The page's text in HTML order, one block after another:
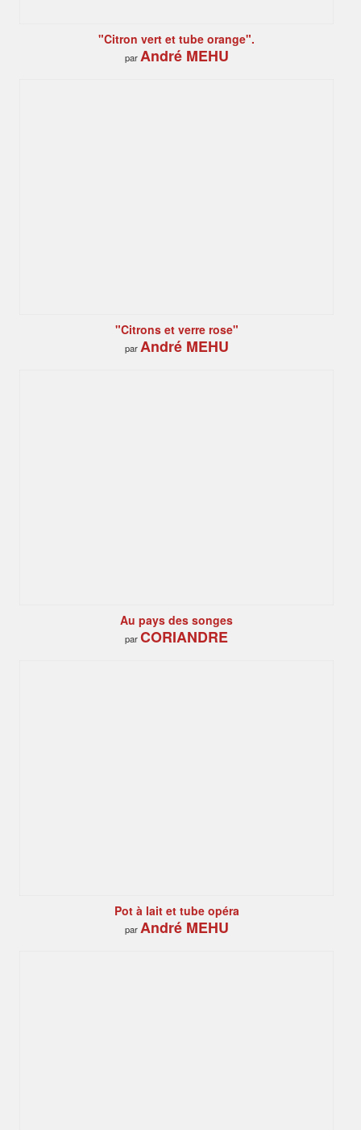
"Citron vert et tube orange".
parAndré MEHU
"Citrons et verre rose"
parAndré MEHU
Au pays des songes
parCORIANDRE
Pot à lait et tube opéra
parAndré MEHU